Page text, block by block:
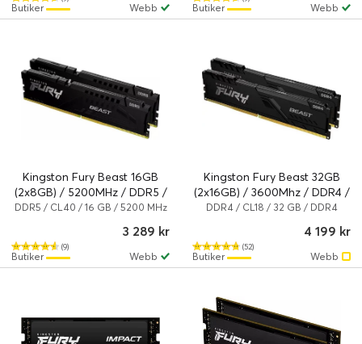
Webb
Butiker Webb
Butiker
Kingston Fury Beast 16GB
(2x8GB) / 5200MHz / DDR5 /
CL40 / KF552C40BBK2-16
DDR5 / CL40 / 16 GB / 5200 MHz
(9)
3 289 kr
Webb
Butiker
Kingston Fury Beast 32GB
(2x16GB) / 3600Mhz / DDR4 /
CL18 / KF436C18BBK2/32
DDR4 / CL18 / 32 GB / DDR4
(52)
4 199 kr
Webb
Butiker